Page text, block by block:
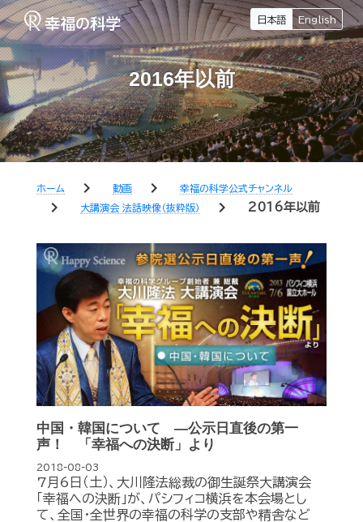
日本語 English
2016年以前
ホーム chevron_right 動画 chevron_right 幸福の科学公式チャンネル
chevron_right 大講演会 法話映像（抜粋版） chevron_right 2016年以前
中国・韓国について ―公示日直後の第一
声！ 「幸福への決断」より
2018-08-03
7月6日（土）、大川隆法総裁の御生誕祭大講演会
「幸福への決断」が、パシフィコ横浜­を本会場とし
て、全国・全世界の幸福の科学の支部や精舎など